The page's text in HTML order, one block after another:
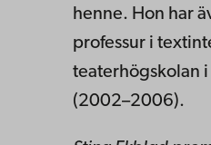
henne. Hon har
professur i
teaterhögskolan
(2002–2006).